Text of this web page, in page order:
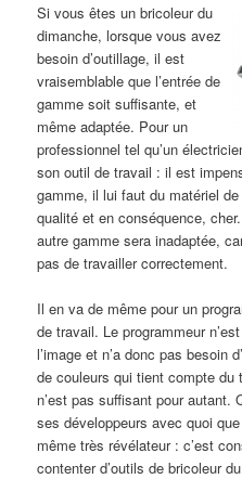
Si vous êtes un bricoleur du
dimanche, lorsque vous avez
besoin d’outillage, il est
vraisemblable que l’entrée de
gamme soit suffisante, et
même adaptée. Pour un
professionnel tel qu’un
son outil de travail : il est
gamme, il lui faut du matériel
qualité et en conséquence,
autre gamme sera inadaptée,
pas de travailler correctement.
Il en va de même pour un
de travail. Le programmeur
l’image et n’a donc pas besoin
de couleurs qui tient compte du
n’est pas suffisant pour autant.
ses développeurs avec quoi
même très révélateur : c’est
contenter d’outils de bricoleur